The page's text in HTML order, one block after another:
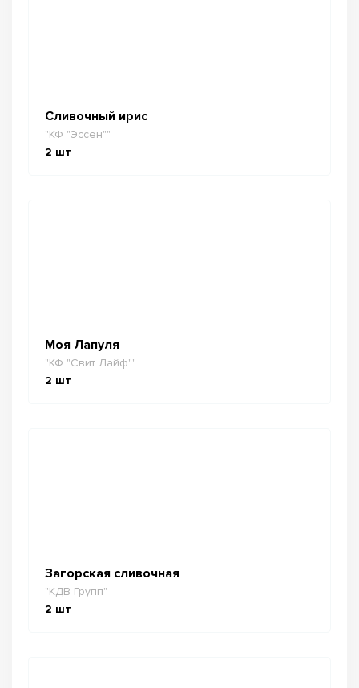
Сливочный ирис
"КФ "Эссен""
2 шт
Моя Лапуля
"КФ "Свит Лайф""
2 шт
Загорская сливочная
"КДВ Групп"
2 шт